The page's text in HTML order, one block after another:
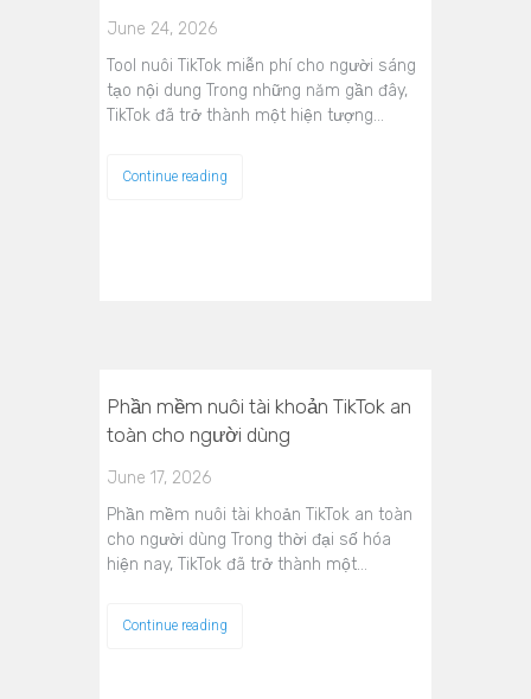
June 24, 2026
Tool nuôi TikTok miễn phí cho người sáng
tạo nội dung Trong những năm gần đây,
TikTok đã trở thành một hiện tượng…
Continue reading
Phần mềm nuôi tài khoản TikTok an
toàn cho người dùng
June 17, 2026
Phần mềm nuôi tài khoản TikTok an toàn
cho người dùng Trong thời đại số hóa
hiện nay, TikTok đã trở thành một…
Continue reading